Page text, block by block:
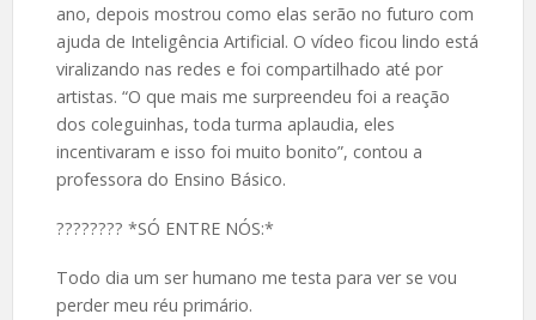
ano, depois mostrou como elas serão no futuro com
ajuda de Inteligência Artificial. O vídeo ficou lindo está
viralizando nas redes e foi compartilhado até por
artistas. “O que mais me surpreendeu foi a reação
dos coleguinhas, toda turma aplaudia, eles
incentivaram e isso foi muito bonito”, contou a
professora do Ensino Básico.
????️???? *SÓ ENTRE NÓS:*
Todo dia um ser humano me testa para ver se vou
perder meu réu primário.